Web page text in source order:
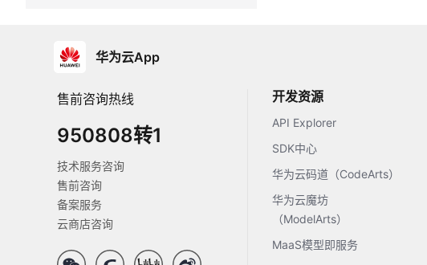
华为云App
售前咨询热线
950808转1
技术服务咨询
售前咨询
备案服务
云商店咨询
开发资源
API Explorer
SDK中心
华为云码道（CodeArts）
华为云魔坊
（ModelArts）
MaaS模型即服务